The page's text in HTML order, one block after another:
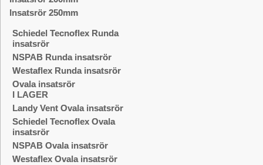
Insatsrör 250mm
Schiedel Tecnoflex Runda
insatsrör
NSPAB Runda insatsrör
Westaflex Runda insatsrör
Ovala insatsrör
I LAGER
Landy Vent Ovala insatsrör
Schiedel Tecnoflex Ovala
insatsrör
NSPAB Ovala insatsrör
Westaflex Ovala insatsrör